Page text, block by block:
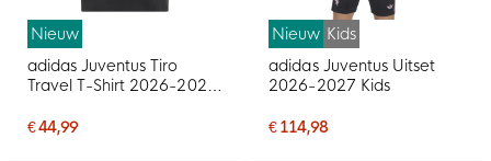
Nieuw
adidas Juventus Tiro
Travel T-Shirt 2026-2027
€ 44,99
Nieuw Kids
adidas Juventus Uitset
2026-2027 Kids
€ 114,98